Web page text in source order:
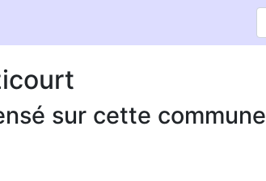
sur cette commune